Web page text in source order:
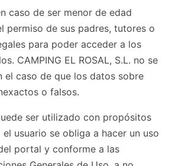
caso de ser menor de edad
permiso de sus padres, tutores o
para poder acceder a los
CAMPING EL ROSAL, S.L. no se
el caso de que los datos sobre
o falsos.
ser utilizado con propósitos
usuario se obliga a hacer un uso
portal y conforme a las